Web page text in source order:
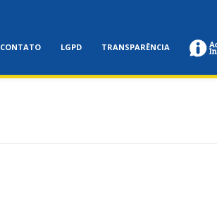
CONTATO LGPD TRANSPARÊNCIA